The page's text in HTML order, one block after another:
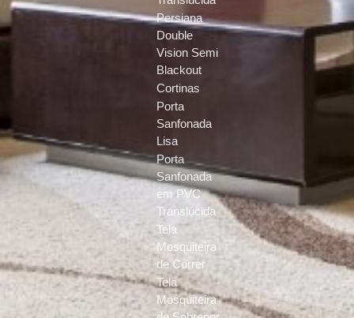
Persiana
Double
Vision Semi
Blackout
Cortinas
Porta
Sanfonada
Lisa
Porta
Sanfonada
em PVC
Translúcida
Tela
Mosquiteira
de Correr
Tela
Mosquiteira